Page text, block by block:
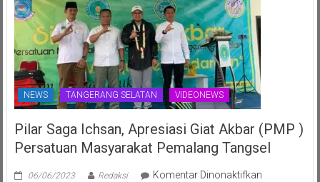
NEWS TANGERANG SELATAN VIDEONEWS
Pilar Saga Ichsan, Apresiasi Giat Akbar (PMP )
Persatuan Masyarakat Pemalang Tangsel
06/06/2023 Redaksi Komentar Dinonaktifkanpada